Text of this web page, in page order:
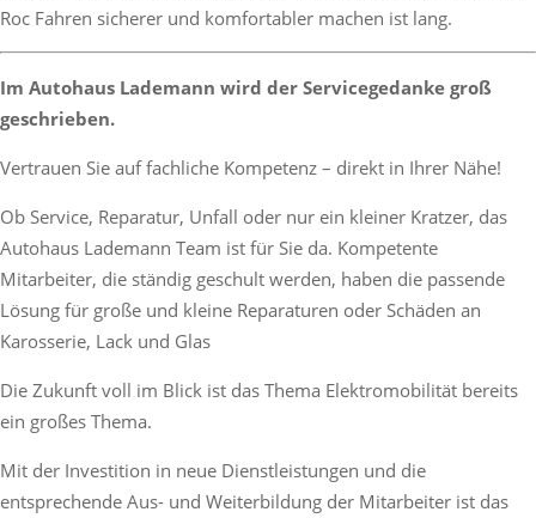
Roc Fahren sicherer und komfortabler machen ist lang.
Im Autohaus Lademann wird der Servicegedanke groß
geschrieben.
Vertrauen Sie auf fachliche Kompetenz – direkt in Ihrer Nähe!
Ob Service, Reparatur, Unfall oder nur ein kleiner Kratzer, das
Autohaus Lademann Team ist für Sie da. Kompetente
Mitarbeiter, die ständig geschult werden, haben die passende
Lösung für große und kleine Reparaturen oder Schäden an
Karosserie, Lack und Glas
Die Zukunft voll im Blick ist das Thema Elektromobilität bereits
ein großes Thema.
Mit der Investition in neue Dienstleistungen und die
entsprechende Aus- und Weiterbildung der Mitarbeiter ist das